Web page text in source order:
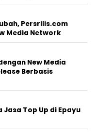
Persrilis.com
Media Network
New Media
Berbasis
Jasa Top Up di Epayu